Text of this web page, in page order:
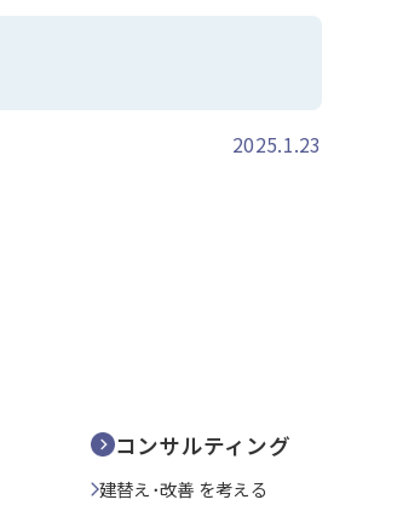
2025.1.23
コンサルティング
建替え･改善 を考える